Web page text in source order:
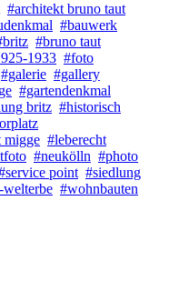
#architekt bruno taut
#bauwerk
#bruno taut
1933 #foto
#galerie #gallery
#gartendenkmal
britz #historisch
migge #leberecht
#neukölln #photo
point #siedlung
welterbe #wohnbauten